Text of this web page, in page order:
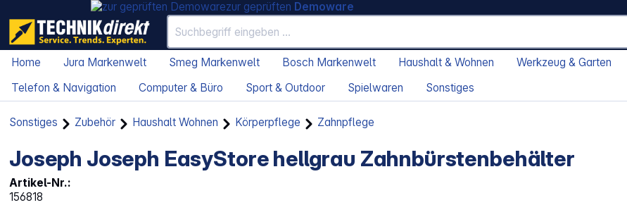
zur geprüften Demoware
Home Jura Markenwelt Smeg Markenwelt Bosch Markenwelt Haushalt & Wohnen Werkzeug & Garten
Telefon & Navigation
Computer & Büro Sport & Outdoor Spielwaren Sonstiges
Sonstiges Zubehör Haushalt Wohnen Körperpflege Zahnpflege
Joseph Joseph EasyStore hellgrau Zahnbürstenbehälter
Artikel-Nr.:
156818